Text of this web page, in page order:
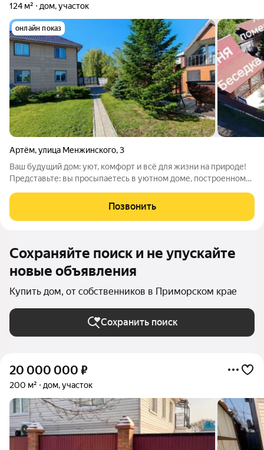
124 м² дом, участок
онлайн показ
Артём,улица Менжинского,3
Ваш будущий дом: уют, комфорт и всё для жизни на природе!
Представьте: вы просыпаетесь в уютном доме, построенном
жить! Что внутри: три
Позвонить
Сохраняйте поиск и не упускайте
новые объявления
Купить дом, от собственников в Приморском крае
Сохранить поиск
20 000 000 ₽
200 м² дом, участок